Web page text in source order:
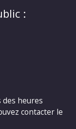
:
heures
contacter le